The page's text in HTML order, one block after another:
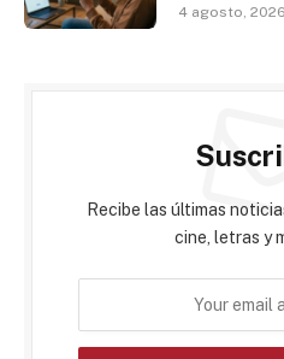
4 agosto, 2026
Recibe las últimas
cine, letras y